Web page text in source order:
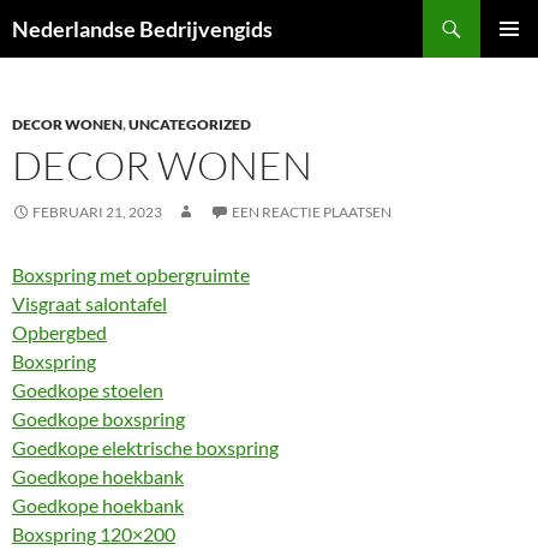
naar
Nederlandse Bedrijvengids
DECOR WONEN,UNCATEGORIZED
DECOR WONEN
FEBRUARI 21, 2023 EEN REACTIE PLAATSEN
Boxspring met opbergruimte
Visgraat salontafel
Opbergbed
Boxspring
Goedkope stoelen
Goedkope boxspring
Goedkope elektrische boxspring
Goedkope hoekbank
Goedkope hoekbank
Boxspring 120×200